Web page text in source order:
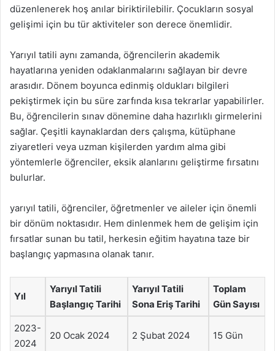
düzenlenerek hoş anılar biriktirilebilir. Çocukların sosyal
gelişimi için bu tür aktiviteler son derece önemlidir.
Yarıyıl tatili aynı zamanda, öğrencilerin akademik
hayatlarına yeniden odaklanmalarını sağlayan bir devre
arasıdır. Dönem boyunca edinmiş oldukları bilgileri
pekiştirmek için bu süre zarfında kısa tekrarlar yapabilirler.
Bu, öğrencilerin sınav dönemine daha hazırlıklı girmelerini
sağlar. Çeşitli kaynaklardan ders çalışma, kütüphane
ziyaretleri veya uzman kişilerden yardım alma gibi
yöntemlerle öğrenciler, eksik alanlarını geliştirme fırsatını
bulurlar.
yarıyıl tatili, öğrenciler, öğretmenler ve aileler için önemli
bir dönüm noktasıdır. Hem dinlenmek hem de gelişim için
fırsatlar sunan bu tatil, herkesin eğitim hayatına taze bir
başlangıç yapmasına olanak tanır.
Yıl
Yarıyıl Tatili
Başlangıç Tarihi
Yarıyıl Tatili
Sona Eriş Tarihi
Toplam
Gün Sayısı
2023-
2024
20 Ocak 2024 2 Şubat 2024 15 Gün